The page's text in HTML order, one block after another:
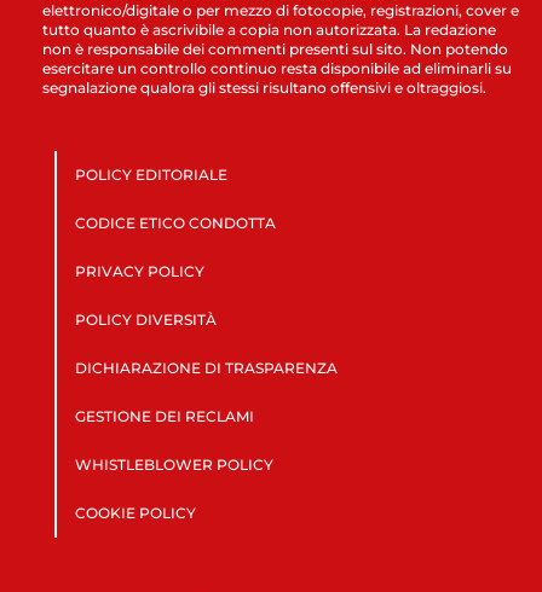
elettronico/digitale o per mezzo di fotocopie, registrazioni, cover e
tutto quanto è ascrivibile a copia non autorizzata. La redazione
non è responsabile dei commenti presenti sul sito. Non potendo
esercitare un controllo continuo resta disponibile ad eliminarli su
segnalazione qualora gli stessi risultano offensivi e oltraggiosi.
POLICY EDITORIALE
CODICE ETICO CONDOTTA
PRIVACY POLICY
POLICY DIVERSITÀ
DICHIARAZIONE DI TRASPARENZA
GESTIONE DEI RECLAMI
WHISTLEBLOWER POLICY
COOKIE POLICY